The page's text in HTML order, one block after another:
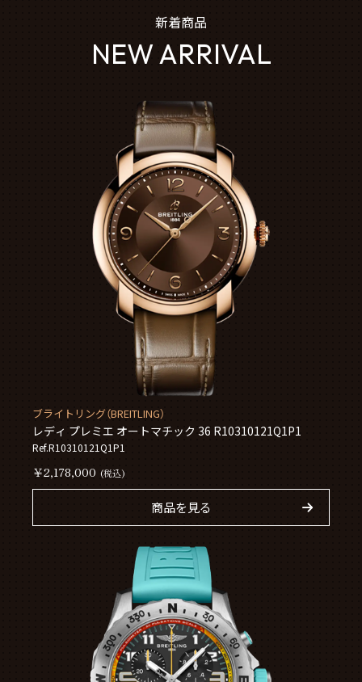
新着商品
NEW ARRIVAL
ブライトリング（BREITLING）
レディ プレミエ オートマチック 36 R10310121Q1P1
Ref.R10310121Q1P1
￥2,178,000 (税込)
商品を見る